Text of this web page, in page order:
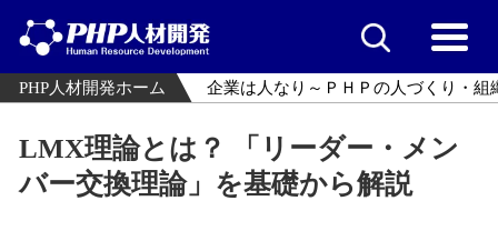
PHP人材開発ホーム 企業は人なり～ＰＨＰの人づくり・組
LMX理論とは？ 「リーダー・メン
バー交換理論」を基礎から解説